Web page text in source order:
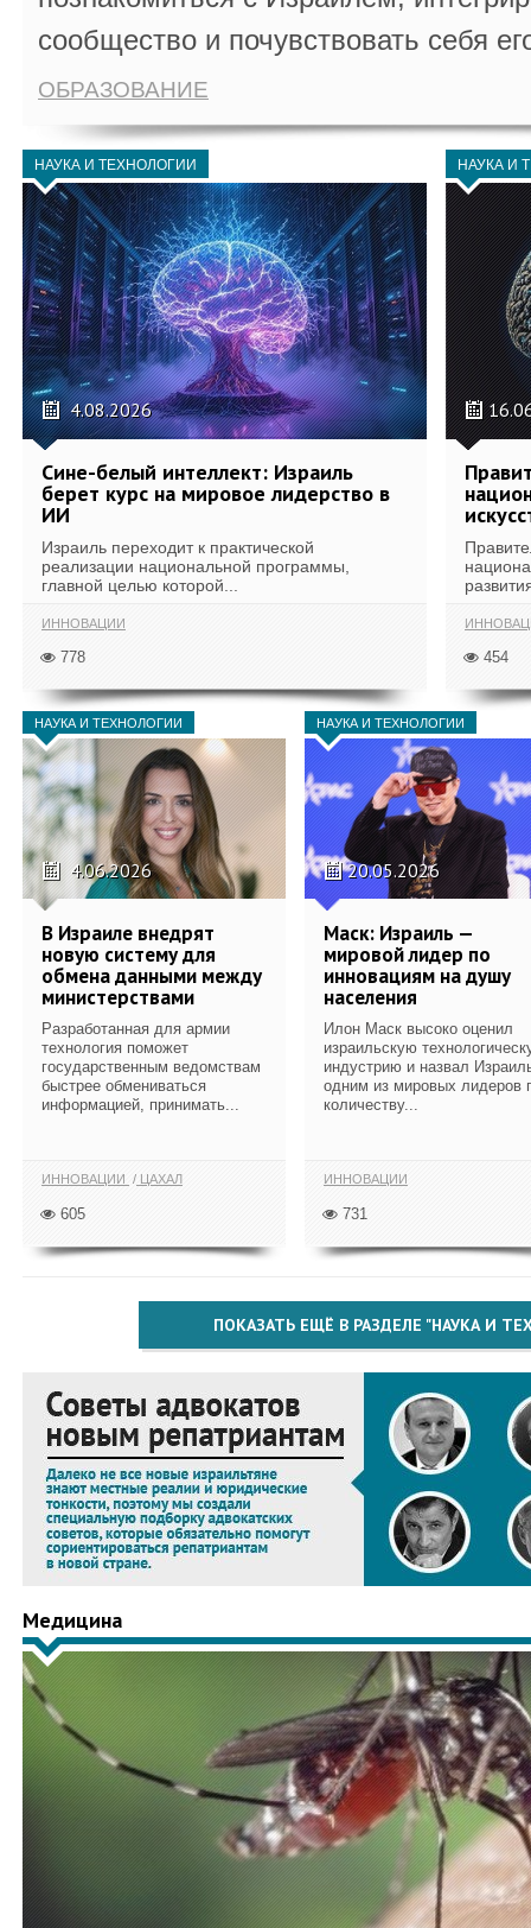
сообщество и почувствовать себя
ОБРАЗОВАНИЕ
НАУКА И ТЕХНОЛОГИИ
4.08.2026
Сине-белый интеллект: Израиль
берет курс на мировое лидерство в
ИИ
Израиль переходит к практической
реализации национальной программы,
главной целью которой...
ИННОВАЦИИ
778
НАУКА И
454
НАУКА И ТЕХНОЛОГИИ
4.06.2026
В Израиле внедрят
новую систему для
обмена данными между
министерствами
Разработанная для армии
технология поможет
государственным ведомствам
быстрее обмениваться
информацией, принимать...
ИННОВАЦИИ ЦАХАЛ
605
НАУКА И ТЕХНОЛОГИИ
20.05.2026
Маск: Израиль —
мировой лидер по
инновациям на душу
населения
Илон Маск высоко оценил
израильскую
индустрию и назвал
одним из мировых лидеров
количеству...
ИННОВАЦИИ
731
ПОКАЗАТЬ ЕЩЁ В РАЗДЕЛЕ "НАУКА И
Медицина